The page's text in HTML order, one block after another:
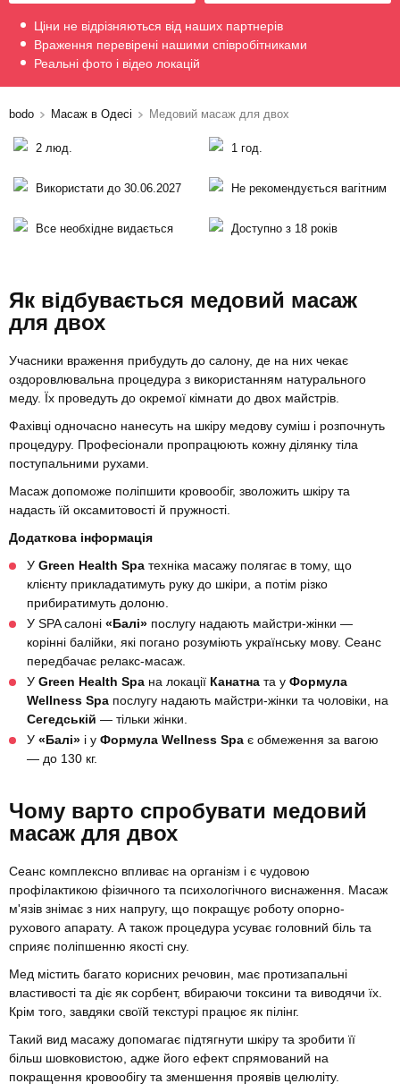
Ціни не відрізняються від наших партнерів
Враження перевірені нашими співробітниками
Реальні фото і відео локацій
bodo Масаж в Одесі Медовий масаж для двох
2 люд. 1 год.
Використати до 30.06.2027 Не рекомендується вагітним
Все необхідне видається Доступно з 18 років
Як відбувається медовий масаж
для двох
Учасники враження прибудуть до салону, де на них чекає
оздоровлювальна процедура з використанням натурального
меду. Їх проведуть до окремої кімнати до двох майстрів.
Фахівці одночасно нанесуть на шкіру медову суміш і розпочнуть
процедуру. Професіонали пропрацюють кожну ділянку тіла
поступальними рухами.
Масаж допоможе поліпшити кровообіг, зволожить шкіру та
надасть їй оксамитовості й пружності.
Додаткова інформація
У Green Health Spa техніка масажу полягає в тому, що
клієнту прикладатимуть руку до шкіри, а потім різко
прибиратимуть долоню.
У SPA салоні «Балі» послугу надають майстри-жінки —
корінні балійки, які погано розуміють українську мову. Сеанс
передбачає релакс-масаж.
У Green Health Spa на локації Канатна та у Формула
Wellness Spa послугу надають майстри-жінки та чоловіки, на
Сегедській — тільки жінки.
У «Балі» і у Формула Wellness Spa є обмеження за вагою
— до 130 кг.
Чому варто спробувати медовий
масаж для двох
Сеанс комплексно впливає на організм і є чудовою
профілактикою фізичного та психологічного виснаження. Масаж
м'язів знімає з них напругу, що покращує роботу опорно-
рухового апарату. А також процедура усуває головний біль та
сприяє поліпшенню якості сну.
Мед містить багато корисних речовин, має протизапальні
властивості та діє як сорбент, вбираючи токсини та виводячи їх.
Крім того, завдяки своїй текстурі працює як пілінг.
Такий вид масажу допомагає підтягнути шкіру та зробити її
більш шовковистою, адже його ефект спрямований на
покращення кровообігу та зменшення проявів целюліту.